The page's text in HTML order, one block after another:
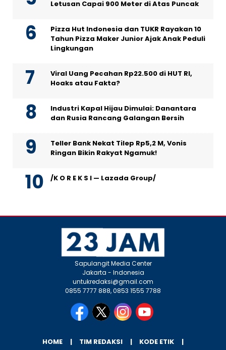
Letusan Capai 900 Meter di Atas Puncak
Pizza Hut Indonesia dan TUKR Rayakan 10
Tahun Pizza Maker Junior Ajak Anak Peduli
Lingkungan
Viral Uang Pecahan Rp22.500 di HUT RI,
Hoaks atau Fakta?
Industri Kapal Hijau Dimulai: Danantara
dan Rusia Rancang Galangan Bersih
Teller Bank Nekat Tilep Rp5,2 M, Vonis
Ringan Bikin Rakyat Ngamuk!
/K O R E K S I — Lazada Group/
Sapulangit Media Center
Jakarta - Indonesia
untukredaksi@gmail.com
0855 7777 888, 0853 1555 7788
HOME TIM REDAKSI KODE ETIK